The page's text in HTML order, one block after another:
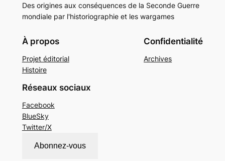
Des origines aux conséquences de la Seconde Guerre
mondiale par l'historiographie et les wargames
À propos
Projet éditorial
Histoire
Confidentialité
Archives
Réseaux sociaux
Facebook
BlueSky
Twitter/X
Abonnez-vous